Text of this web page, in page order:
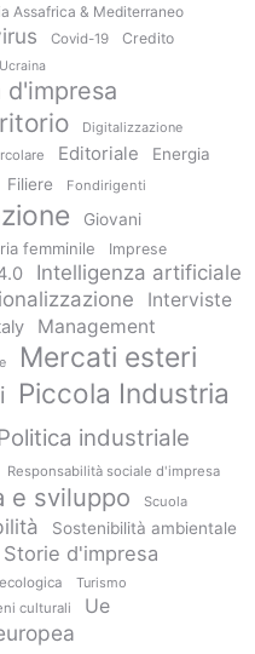
Assafrica & Mediterraneo
Covid-19 Credito
d'impresa
Digitalizzazione
Editoriale Energia
Filiere Fondirigenti
Giovani
femminile
Imprese
Intelligenza artificiale
Interviste
Management
Mercati esteri
Piccola Industria
industriale
Responsabilità sociale d'impresa
e sviluppo Scuola
Sostenibilità ambientale
Storie d'impresa
Turismo
culturali
Ue